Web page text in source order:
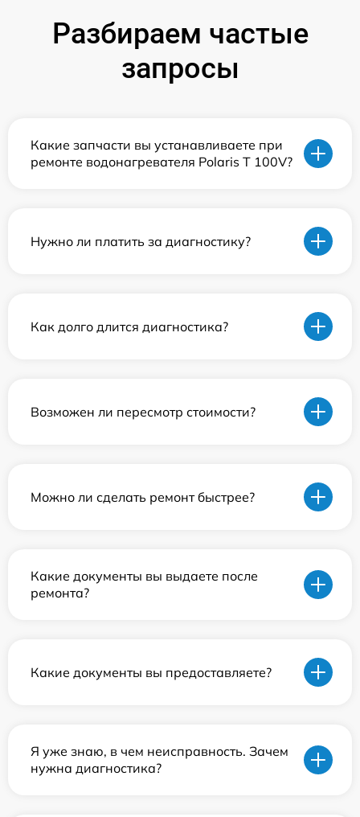
Разбираем частые
запросы
Какие запчасти вы устанавливаете при
ремонте водонагревателя Polaris T 100V?
Нужно ли платить за диагностику?
Как долго длится диагностика?
Возможен ли пересмотр стоимости?
Можно ли сделать ремонт быстрее?
Какие документы вы выдаете после
ремонта?
Какие документы вы предоставляете?
Я уже знаю, в чем неисправность. Зачем
нужна диагностика?